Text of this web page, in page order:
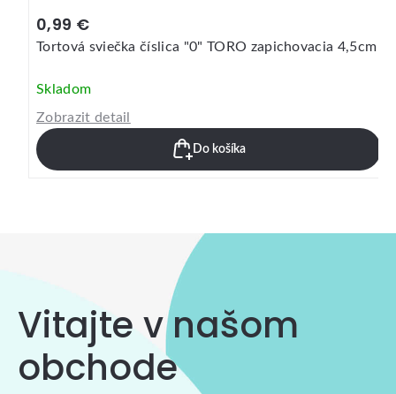
0,99 €
Tortová sviečka číslica "0" TORO zapichovacia 4,5cm
Skladom
Zobrazit detail
Do košíka
Vitajte v našom
obchode